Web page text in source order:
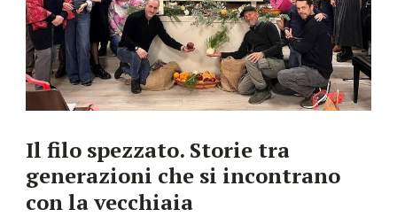
Il filo spezzato. Storie tra
generazioni che si incontrano
con la vecchiaia